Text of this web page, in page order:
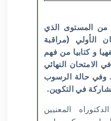
من المستوى الذي
الأولي (مراقبة
و كتابيا من فهم
الامتحان النهائي
وفي حالة الرسوب
في التكوين.
المعنيين